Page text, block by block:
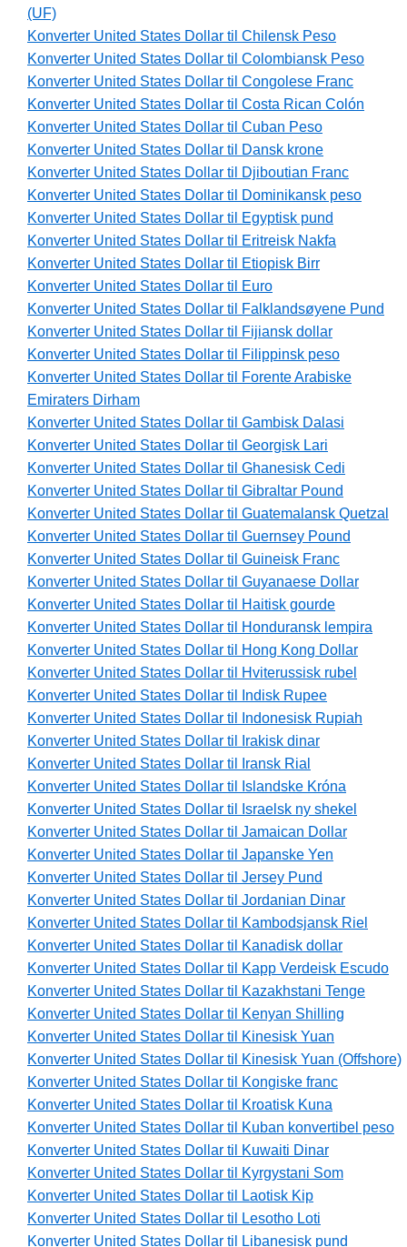
(UF)
Konverter United States Dollar til Chilensk Peso
Konverter United States Dollar til Colombiansk Peso
Konverter United States Dollar til Congolese Franc
Konverter United States Dollar til Costa Rican Colón
Konverter United States Dollar til Cuban Peso
Konverter United States Dollar til Dansk krone
Konverter United States Dollar til Djiboutian Franc
Konverter United States Dollar til Dominikansk peso
Konverter United States Dollar til Egyptisk pund
Konverter United States Dollar til Eritreisk Nakfa
Konverter United States Dollar til Etiopisk Birr
Konverter United States Dollar til Euro
Konverter United States Dollar til Falklandsøyene Pund
Konverter United States Dollar til Fijiansk dollar
Konverter United States Dollar til Filippinsk peso
Konverter United States Dollar til Forente Arabiske
Emiraters Dirham
Konverter United States Dollar til Gambisk Dalasi
Konverter United States Dollar til Georgisk Lari
Konverter United States Dollar til Ghanesisk Cedi
Konverter United States Dollar til Gibraltar Pound
Konverter United States Dollar til Guatemalansk Quetzal
Konverter United States Dollar til Guernsey Pound
Konverter United States Dollar til Guineisk Franc
Konverter United States Dollar til Guyanaese Dollar
Konverter United States Dollar til Haitisk gourde
Konverter United States Dollar til Honduransk lempira
Konverter United States Dollar til Hong Kong Dollar
Konverter United States Dollar til Hviterussisk rubel
Konverter United States Dollar til Indisk Rupee
Konverter United States Dollar til Indonesisk Rupiah
Konverter United States Dollar til Irakisk dinar
Konverter United States Dollar til Iransk Rial
Konverter United States Dollar til Islandske Króna
Konverter United States Dollar til Israelsk ny shekel
Konverter United States Dollar til Jamaican Dollar
Konverter United States Dollar til Japanske Yen
Konverter United States Dollar til Jersey Pund
Konverter United States Dollar til Jordanian Dinar
Konverter United States Dollar til Kambodsjansk Riel
Konverter United States Dollar til Kanadisk dollar
Konverter United States Dollar til Kapp Verdeisk Escudo
Konverter United States Dollar til Kazakhstani Tenge
Konverter United States Dollar til Kenyan Shilling
Konverter United States Dollar til Kinesisk Yuan
Konverter United States Dollar til Kinesisk Yuan (Offshore)
Konverter United States Dollar til Kongiske franc
Konverter United States Dollar til Kroatisk Kuna
Konverter United States Dollar til Kuban konvertibel peso
Konverter United States Dollar til Kuwaiti Dinar
Konverter United States Dollar til Kyrgystani Som
Konverter United States Dollar til Laotisk Kip
Konverter United States Dollar til Lesotho Loti
Konverter United States Dollar til Libanesisk pund